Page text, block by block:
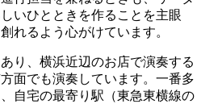
いひとときを作ることを主眼
れるよう心がけています。
り、横浜近辺のお店で演奏する
面でも演奏しています。一番多
自宅の最寄り駅（東急東横線の